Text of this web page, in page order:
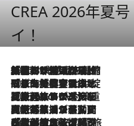
CREA 2026年夏
イ！
2026.8.6
「荷物が増えるほど旅ストレスは増す」美容ジャーナリストがたどり着いた最終結論。“化粧品を劇的に減らす”感動の凝縮美容とは
2026.8.6
「旅先には金髪ウィッグを持参」日本と同じメイクでは損してる!? 美容ジャーナリストが提案する“掟破りの旅美容”とは
2026.8.6
【厳選旅コスメ】「身軽さ＆UV対策重視！」ヘアアーティストshucoが選んだ夏旅ベストコスメを発表【Mサイズジップ】
2026.8.5
【厳選旅コスメ】国内をあちこち移動する河井菜摘が選んだ夏旅ベストコスメ発表！「リラックスアイテムはマスト」【Mサイズジップ】
2026.8.4
【厳選旅コスメ】「紫外線＆乾燥対策しながらメイク感も！」ヘア＆メイクGeorgeが選んだ夏旅ベストコスメを発表！【Mサイズジップ】